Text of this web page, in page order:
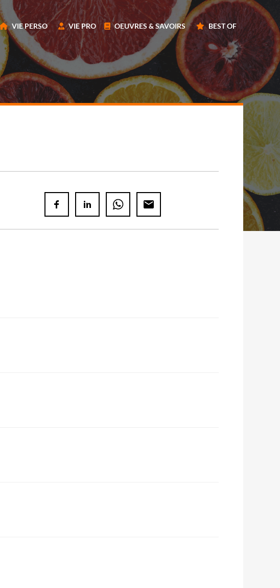
VIE PERSO VIE PRO OEUVRES & SAVOIRS BEST OF